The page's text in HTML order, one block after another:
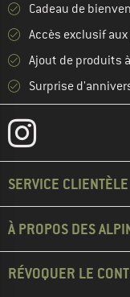
Cadeau de
Accès exclusif
Ajout de produits
Surprise
SERVICE CLIENTÈLE
À PROPOS DES
RÉVOQUER LE